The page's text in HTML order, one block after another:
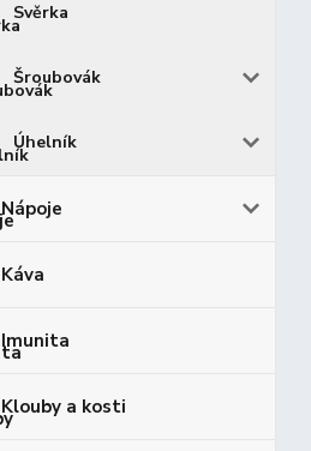
Svěrka
Šroubovák
Úhelník
Nápoje
Káva
Imunita
Klouby a kosti